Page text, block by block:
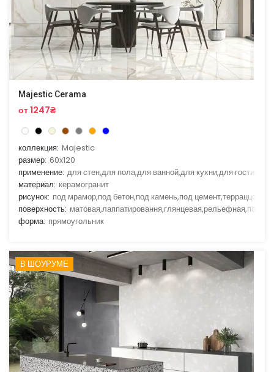
Majestic Cerama
от 1247₴
коллекция: Majestic
размер: 60x120
применение: для стен,для пола,для ванной,для кухни,для гостиной
материал: керамогранит
рисунок: под мрамор,под бетон,под камень,под цемент,терраццо
поверхность:
форма: прямоугольник
В ШОУРУМЕ